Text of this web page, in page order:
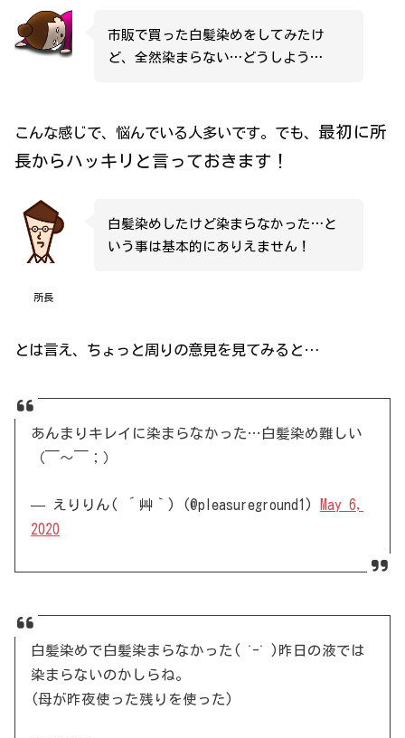
市販で買った白髪染めをしてみたけ
ど、全然染まらない…どうしよう…
こんな感じで、悩んでいる人多いです。でも、 最初に所
長からハッキリと言っておきます！
所長
白髪染めしたけど染まらなかった…と
いう事は基本的にありえません！
とは言え、ちょっと周りの意見を見てみると…
あんまりキレイに染まらなかった…白髪染め難しい
（￣～￣；）
— えりりん( ´艸｀) (@pleasureground1)
May 6,
2020
白髪染めで白髪染まらなかった( ˙-˙ )昨日の液では
染まらないのかしらね。
(母が昨夜使った残りを使った)